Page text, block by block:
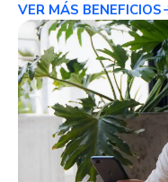
VER MÁS BENEFICIOS